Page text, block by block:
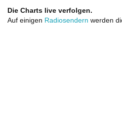
Die Charts live verfolgen.
Auf einigen Radiosendern werden